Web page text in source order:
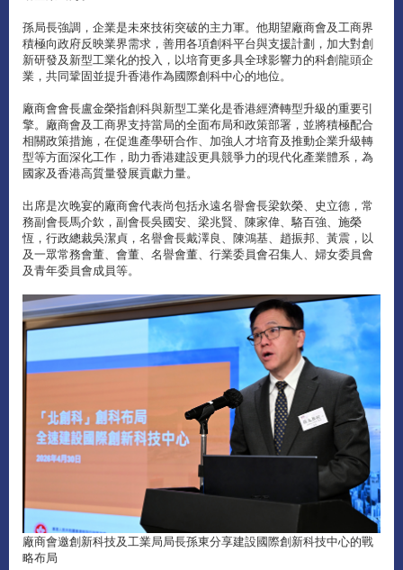
孫局長強調，企業是未來技術突破的主力軍。他期望廠商會及工商界
積極向政府反映業界需求，善用各項創科平台與支援計劃，加大對創
新研發及新型工業化的投入，以培育更多具全球影響力的科創龍頭企
業，共同鞏固並提升香港作為國際創科中心的地位。
廠商會會長盧金榮指創科與新型工業化是香港經濟轉型升級的重要引
擎。廠商會及工商界支持當局的全面布局和政策部署，並將積極配合
相關政策措施，在促進產學研合作、加強人才培育及推動企業升級轉
型等方面深化工作，助力香港建設更具競爭力的現代化產業體系，為
國家及香港高質量發展貢獻力量。
出席是次晚宴的廠商會代表尚包括永遠名譽會長梁欽榮、史立德，常
務副會長馬介欽，副會長吳國安、梁兆賢、陳家偉、駱百強、施榮
恆，行政總裁吳潔貞，名譽會長戴澤良、陳鴻基、趙振邦、黃震，以
及一眾常務會董、會董、名譽會董、行業委員會召集人、婦女委員會
及青年委員會成員等。
廠商會邀創新科技及工業局局長孫東分享建設國際創新科技中心的戰
略布局